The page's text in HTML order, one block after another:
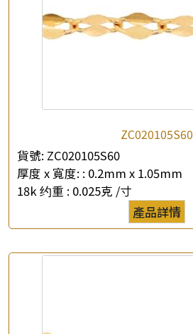
ZC020105S60
貨號: ZC020105S60
厚度 x 寬度: : 0.2mm x 1.05mm
18k 约重 : 0.025克 /寸
產品詳情
產品查詢
*你的名字